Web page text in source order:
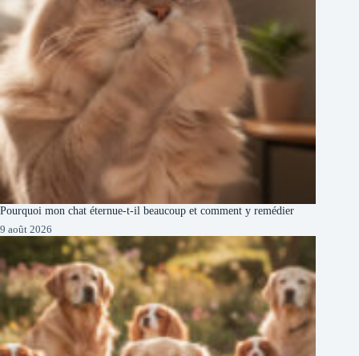
Pourquoi mon chat éternue-t-il beaucoup et comment y remédier
9 août 2026